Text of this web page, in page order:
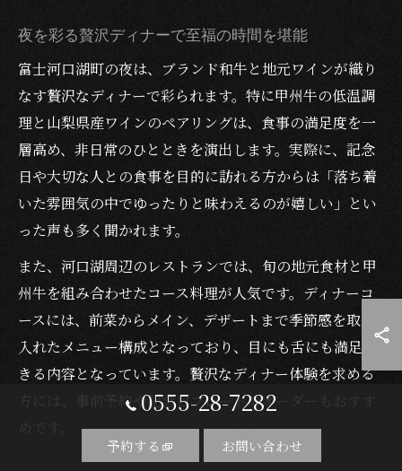
夜を彩る贅沢ディナーで至福の時間を堪能
富士河口湖町の夜は、ブランド和牛と地元ワインが織り
なす贅沢なディナーで彩られます。特に甲州牛の低温調
理と山梨県産ワインのペアリングは、食事の満足度を一
層高め、非日常のひとときを演出します。実際に、記念
日や大切な人との食事を目的に訪れる方からは「落ち着
いた雰囲気の中でゆったりと味わえるのが嬉しい」とい
った声も多く聞かれます。
また、河口湖周辺のレストランでは、旬の地元食材と甲
州牛を組み合わせたコース料理が人気です。ディナーコ
ースには、前菜からメイン、デザートまで季節感を取り
入れたメニュー構成となっており、目にも舌にも満足で
きる内容となっています。贅沢なディナー体験を求める
方には、事前予約や記念日プレートのオーダーもおすす
めです。
0555-28-7282
予約する お問い合わせ